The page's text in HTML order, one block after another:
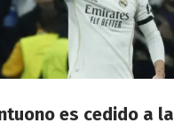
es cedido a la